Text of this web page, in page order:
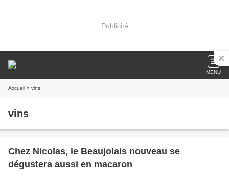
Publicité
MENU
Accueil » vins
vins
Chez Nicolas, le Beaujolais nouveau se
dégustera aussi en macaron